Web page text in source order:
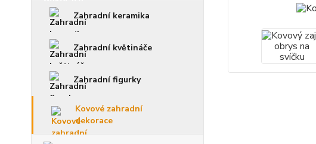
Zahradní keramika
Zahradní květináče
Zahradní figurky
Kovové zahradní
dekorace